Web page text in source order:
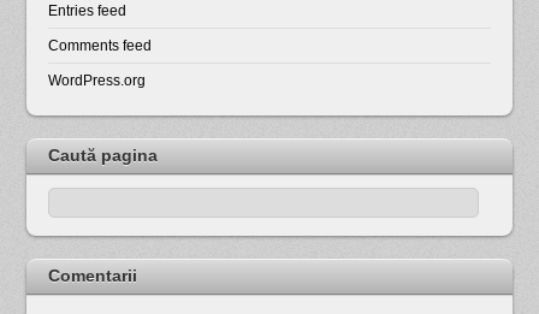
Entries feed
Comments feed
WordPress.org
Caută pagina
Comentarii